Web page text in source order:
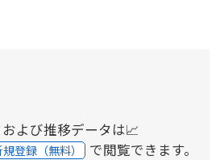
よび推移データは📈
規登録（無料） で閲覧できます。